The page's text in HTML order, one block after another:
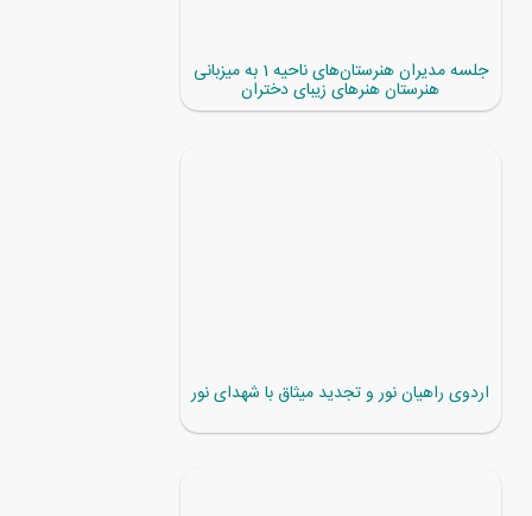
جلسه مدیران هنرستان‌های ناحیه 1 به میزبانی
هنرستان هنرهای زیبای دختران
اردوی راهیان نور و تجدید میثاق با شهدای نور